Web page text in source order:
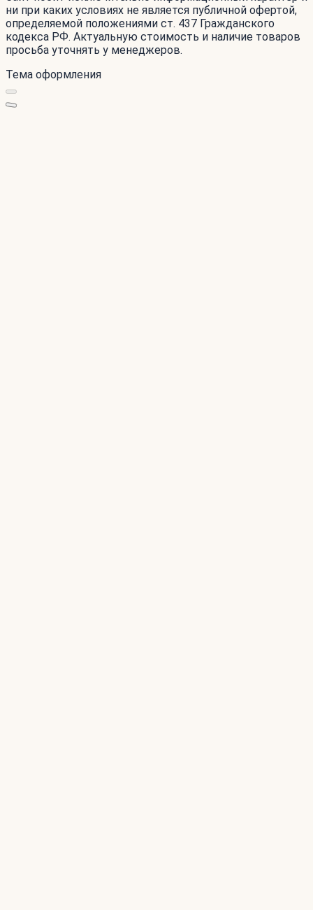
ни при каких условиях не является публичной офертой,
определяемой положениями ст. 437 Гражданского
кодекса РФ. Актуальную стоимость и наличие товаров
просьба уточнять у менеджеров.
Тема оформления